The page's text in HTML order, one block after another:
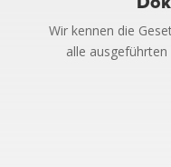
Wir kennen die
alle